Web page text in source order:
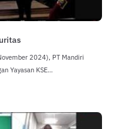
2024), PT Mandiri
Yayasan KSE...